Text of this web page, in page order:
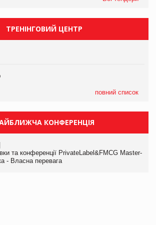
ТРЕНІНГОВИЙ ЦЕНТР
повний список
КОНФЕРЕНЦІЯ
та конференції PrivateLabel&FMCG Master-
- Власна перевага